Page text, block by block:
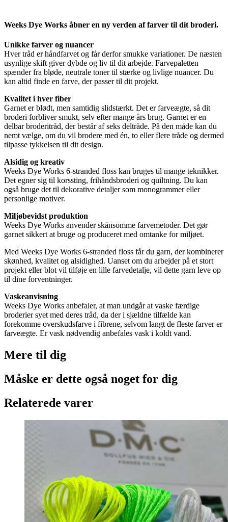
Weeks Dye Works åbner en ny verden af farver til dit broderi.
Unikke farver og nuancer
Hver tråd er håndfarvet og får derfor smukke variationer. De næsten
usynlige skift giver dybde og liv til dit arbejde. Farvepaletten
spænder fra bløde, neutrale toner til stærke og livlige nuancer. Du
kan altid finde en farve, der passer til dit projekt.
Kvalitet i hver fiber
Garnet er blødt, men samtidig slidstærkt. Det er farveægte, så dit
broderi forbliver smukt, selv efter mange års brug. Garnet er en
delbar broderitråd, der består af seks deltråde. På den måde kan du
nemt vælge, om du vil brodere med én, to eller flere tråde og dermed
tilpasse tykkelsen til dit design.
Alsidig og kreativ
Weeks Dye Works 6-stranded floss kan bruges til mange teknikker.
Det egner sig til korssting, frihåndsbroderi og quiltning. Du kan
også bruge det til dekorative detaljer som monogrammer eller
personlige motiver.
Miljøbevidst produktion
Weeks Dye Works anvender skånsomme farvemetoder. Det gør
garnet sikkert at bruge og produceret med omtanke for miljøet.
Med Weeks Dye Works 6-stranded floss får du garn, der kombinerer
skønhed, kvalitet og alsidighed. Uanset om du arbejder på et stort
projekt eller blot vil tilføje en lille farvedetalje, vil dette garn leve op
til dine forventninger.
Vaskeanvisning
Weeks Dye Works anbefaler, at man undgår at vaske færdige
broderier syet med deres tråd, da der i sjældne tilfælde kan
forekomme overskudsfarve i fibrene, selvom langt de fleste farver er
farveægte. Er vask nødvendig anbefales vask i koldt vand.
Mere til dig
Måske er dette også noget for dig
Relaterede varer